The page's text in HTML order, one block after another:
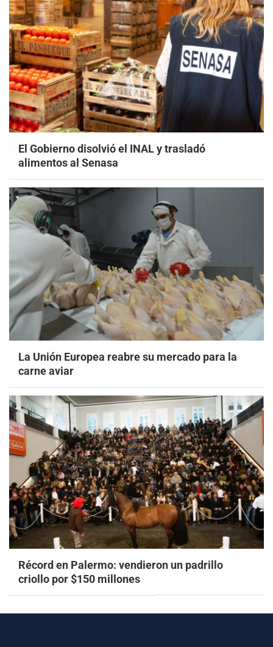
El Gobierno disolvió el INAL y trasladó
alimentos al Senasa
La Unión Europea reabre su mercado para la
carne aviar
Récord en Palermo: vendieron un padrillo
criollo por $150 millones